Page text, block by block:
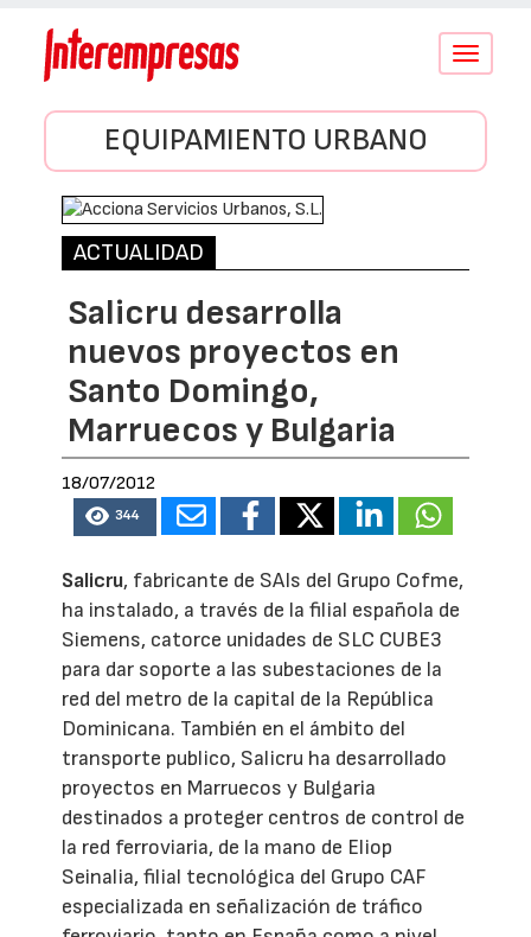
Conmutar
EQUIPAMIENTO URBANO
ACTUALIDAD
Salicru desarrolla
nuevos proyectos en
Santo Domingo,
Marruecos y Bulgaria
18/07/2012
344
Salicru, fabricante de SAIs del Grupo Cofme,
ha instalado, a través de la filial española de
Siemens, catorce unidades de SLC CUBE3
para dar soporte a las subestaciones de la
red del metro de la capital de la República
Dominicana. También en el ámbito del
transporte publico, Salicru ha desarrollado
proyectos en Marruecos y Bulgaria
destinados a proteger centros de control de
la red ferroviaria, de la mano de Eliop
Seinalia, filial tecnológica del Grupo CAF
especializada en señalización de tráfico